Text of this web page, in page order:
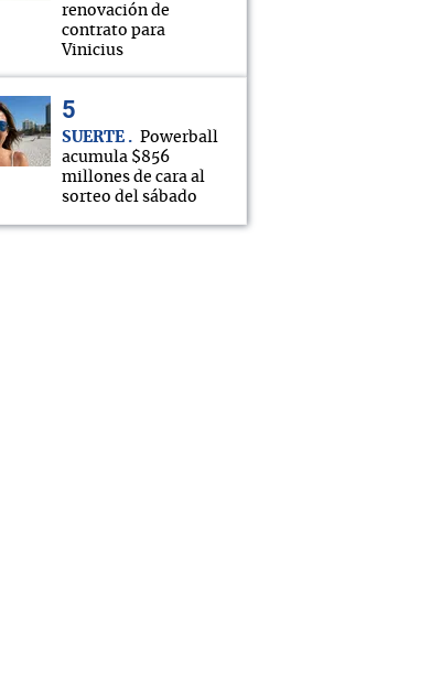
renovación de
contrato para
Vinicius
SUERTE
Powerball
acumula $856
millones de cara al
sorteo del sábado